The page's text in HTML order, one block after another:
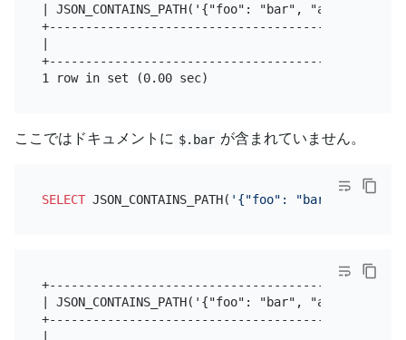
| JSON_CONTAINS_PATH('{"foo": "bar", "aaa":
ここではドキュメントに $.bar が含まれていません。
SELECT JSON_CONTAINS_PATH( '{"foo": "bar", "aaa":
| JSON_CONTAINS_PATH('{"foo": "bar", "aaa":